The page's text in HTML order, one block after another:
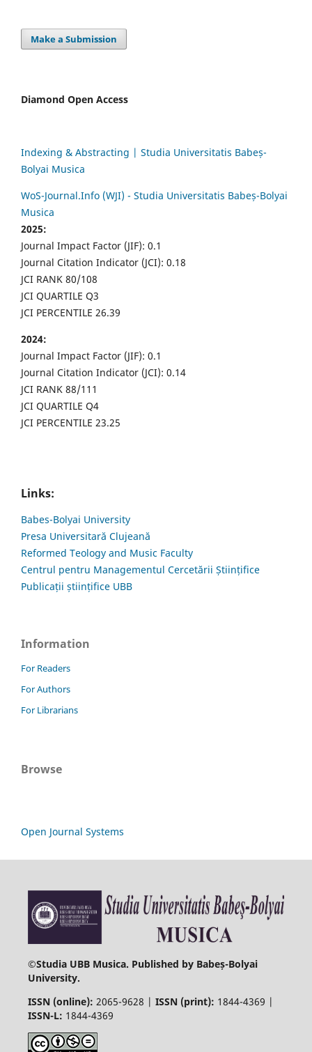
Make a Submission
Diamond Open Access
Indexing & Abstracting | Studia Universitatis Babeș-
Bolyai Musica
WoS-Journal.Info (WJI) - Studia Universitatis Babeș-Bolyai
Musica
2025:
Journal Impact Factor (JIF): 0.1
Journal Citation Indicator (JCI): 0.18
JCI RANK 80/108
JCI QUARTILE Q3
JCI PERCENTILE 26.39
2024:
Journal Impact Factor (JIF): 0.1
Journal Citation Indicator (JCI): 0.14
JCI RANK 88/111
JCI QUARTILE Q4
JCI PERCENTILE 23.25
Links:
Babes-Bolyai University
Presa Universitară Clujeană
Reformed Teology and Music Faculty
Centrul pentru Managementul Cercetării Științifice
Publicații științifice UBB
Information
For Readers
For Authors
For Librarians
Browse
Open Journal Systems
©Studia UBB Musica. Published by Babeș-Bolyai
University.
ISSN (online): 2065-9628 | ISSN (print): 1844-4369 |
ISSN-L: 1844-4369